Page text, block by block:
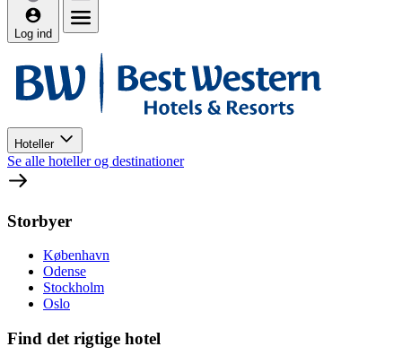
Log ind
Hoteller
Se alle hoteller og destinationer
Storbyer
København
Odense
Stockholm
Oslo
Find det rigtige hotel